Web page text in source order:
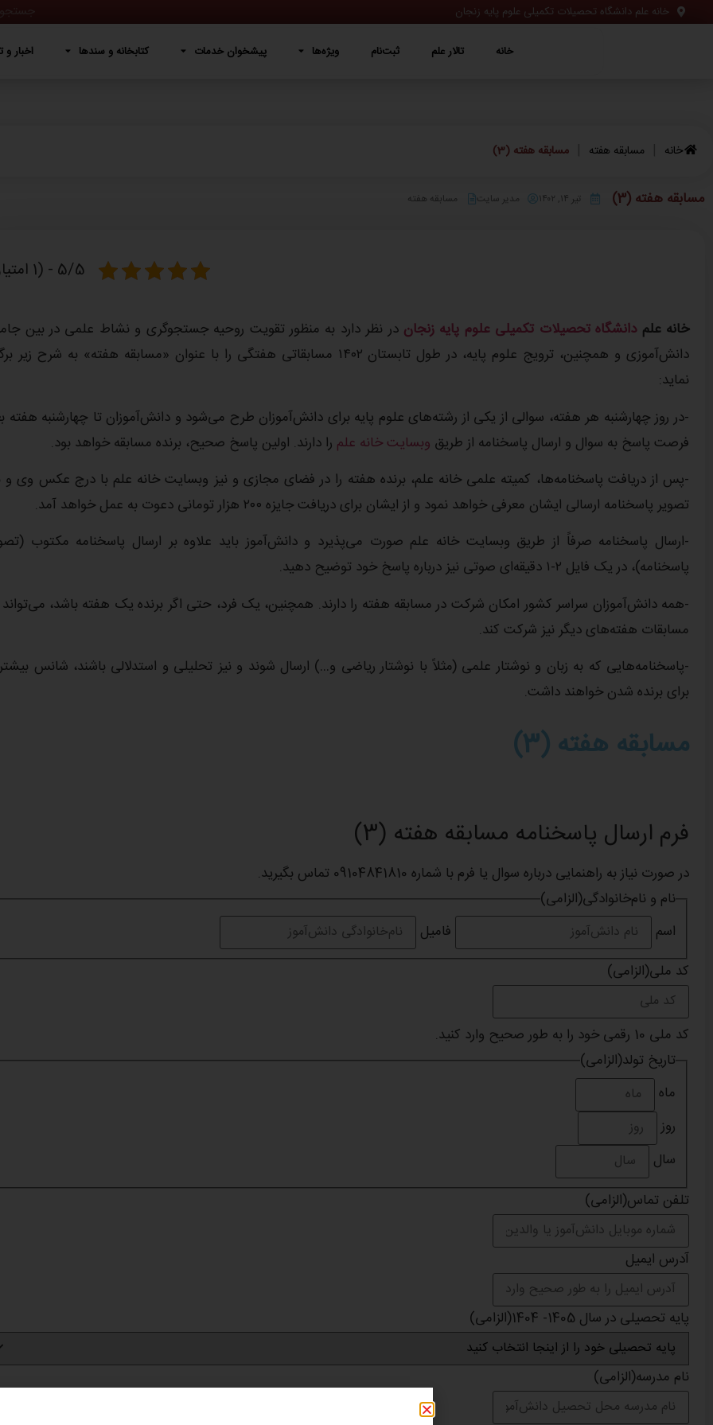
خانه علم دانشگاه تحصیلات تکمیلی علوم پایه زنجان
خانه تالار علم ثبت‌نام ویژه‌ها پیشخوان خدمات کتابخانه و سندها اخبار و
خانه تالار علم ثبت‌نام ویژه‌ها پیشخوان خدمات کتابخانه و سندها اخبار و تصاویر
خانه مسابقه هفته مسابقه هفته (3)
مسابقه هفته (3) تیر ۱۴, ۱۴۰۲ مدیر سایت مسابقه هفته
5/5 - (1 امتیاز)
خانه علمدانشگاه تحصیلات تکمیلی علوم پایه زنجان در نظر دارد به منظور تقویت روحیه جستجوگری و نشاط علمی در بین
دانش‌آموزی و همچنین، ترویج علوم پایه، در طول تابستان ۱۴۰۲ مسابقاتی هفتگی را با عنوان «مسابقه هفته» به شرح زیر
نماید:
-در روز چهارشنبه هر هفته، سوالی از یکی از رشته‌های علوم پایه برای دانش‌آموزان طرح می‌شود و دانش‌آموزان تا چهارشنبه هفته
فرصت پاسخ به سوال و ارسال پاسخنامه از طریق وبسایت خانه علم را دارند. اولین پاسخ صحیح، برنده مسابقه خواهد بود.
-پس از دریافت پاسخنامه‌ها، کمیته علمی خانه علم، برنده هفته را در فضای مجازی و نیز وبسایت خانه علم با درج عکس وی و
تصویر پاسخنامه ارسالی ایشان معرفی خواهد نمود و از ایشان برای دریافت جایزه ۲۰۰ هزار تومانی دعوت به عمل خواهد آمد.
-ارسال پاسخنامه صرفاً از طریق وبسایت خانه علم صورت می‌پذیرد و دانش‌آموز باید علاوه بر ارسال پاسخنامه مکتوب
پاسخنامه)، در یک فایل ۲-۱ دقیقه‌ای صوتی نیز درباره پاسخ خود توضیح دهید.
-همه دانش‌آموزان سراسر کشور امکان شرکت در مسابقه هفته را دارند. همچنین، یک فرد، حتی اگر برنده یک هفته باشد،
مسابقات هفته‌های دیگر نیز شرکت کند.
-پاسخنامه‌هایی که به زبان و نوشتار علمی (مثلاً با نوشتار ریاضی و…) ارسال شوند و نیز تحلیلی و استدلالی باشند، شانس
برای برنده شدن خواهند داشت.
مسابقه هفته (3)
فرم ارسال پاسخنامه مسابقه هفته (3)
در صورت نیاز به راهنمایی درباره سوال یا فرم با شماره 09104841810 تماس بگیرید.
نام و نام‌خانوادگی(الزامی)
اسم
فامیل
کد ملی(الزامی)
کد ملی 10 رقمی خود را به طور صحیح وارد کنید.
تاریخ تولد(الزامی)
ماه
روز
سال
تلفن تماس(الزامی)
آدرس ایمیل
پایه تحصیلی در سال 1405- 1404 (الزامی)
نام مدرسه(الزامی)